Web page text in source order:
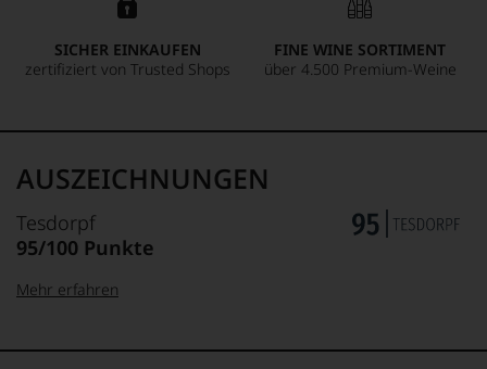
SICHER EINKAUFEN
zertifiziert von Trusted Shops
FINE WINE SORTIMENT
über 4.500 Premium-Weine
AUSZEICHNUNGEN
Tesdorpf
95/100 Punkte
Mehr erfahren